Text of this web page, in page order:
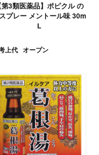
第3類医薬品】ポピクル の
プレー メントール味 30m
L
上代 オープン